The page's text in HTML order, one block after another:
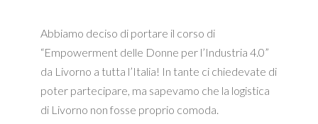
Abbiamo deciso di portare il corso di
“Empowerment delle Donne per l’Industria 4.0”
da Livorno a tutta l’Italia! In tante ci chiedevate di
poter partecipare, ma sapevamo che la logistica
di Livorno non fosse proprio comoda.